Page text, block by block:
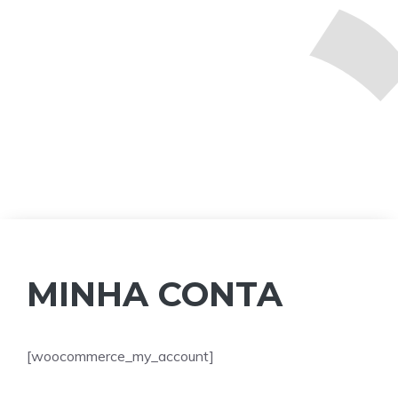
MINHA CONTA
[woocommerce_my_account]